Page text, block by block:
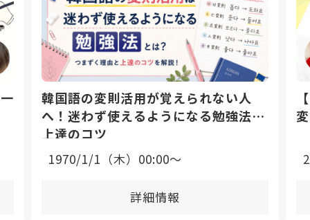
韓国語の変則活用が覚えられない人
へ！迷わず使えるようになる勉強法と
上達のコツ
1970/1/1（木）00:00〜
詳細情報